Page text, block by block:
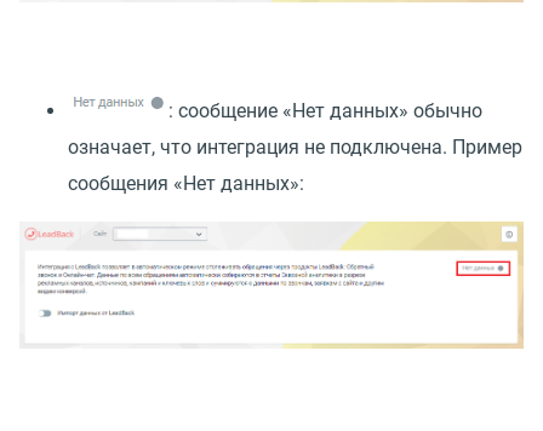
: сообщение «Нет данных» обычно
означает, что интеграция не подключена. Пример
сообщения «Нет данных»: